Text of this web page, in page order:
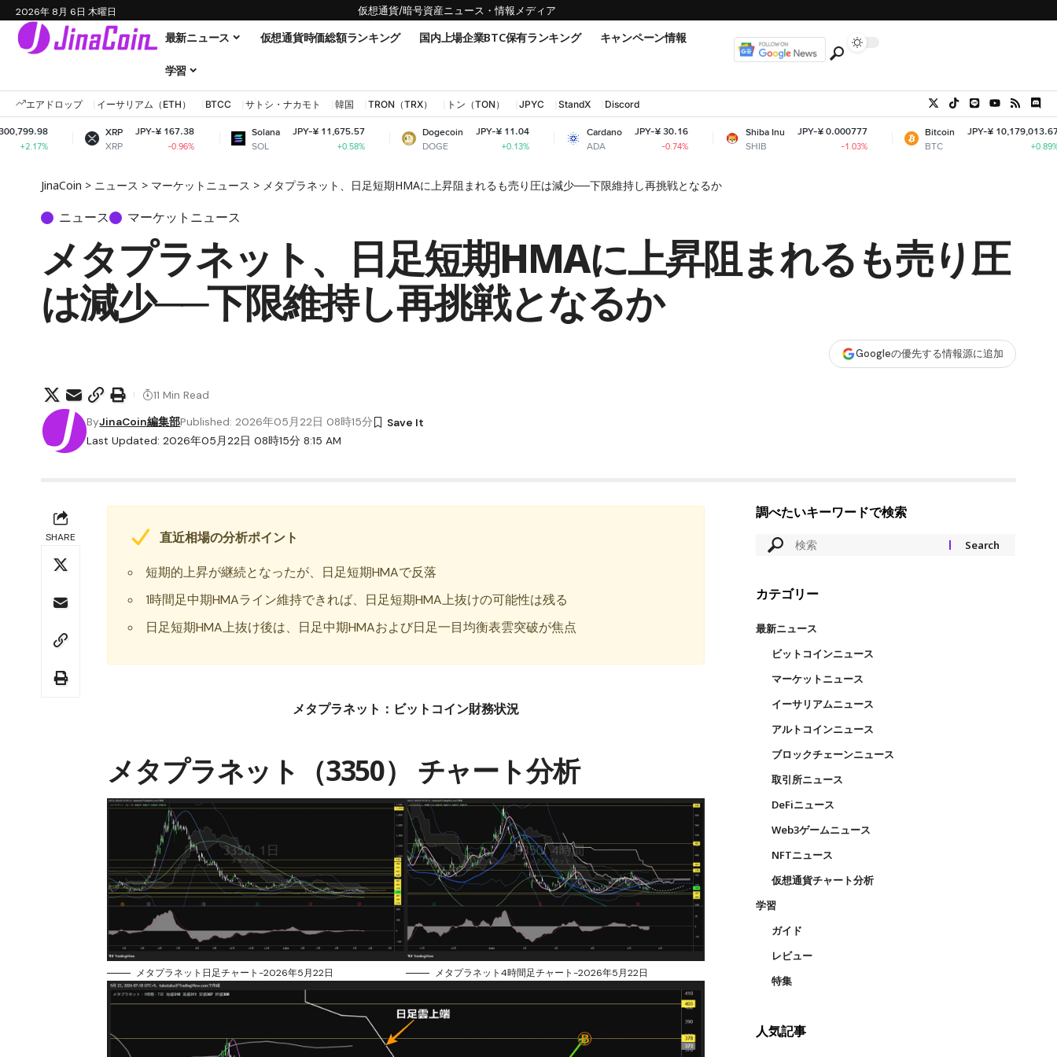
2026年 8月 6日 木曜日 仮想通貨/暗号資産ニュース・情報メディア
最新ニュース 仮想通貨時価総額ランキング 国内上場企業BTC保有ランキング キャンペーン情報
学習
エアドロップ イーサリアム（ETH） BTCC サトシ・ナカモト 韓国 TRON（TRX） トン（TON） JPYC StandX Discord
XRP
XRP
JPY-¥ 167.38
-0.96%
Solana
SOL
JPY-¥ 11,675.57
Dogecoin
DOGE
JPY-¥ 11.04
+0.13%
Cardano
ADA
JPY-¥ 30.16
-0.74%
Shiba Inu
SHIB
JPY-¥ 0.000777
Bitcoin
BTC
JPY-¥ 10,179,013.67
JinaCoin > ニュース > マーケットニュース > メタプラネット、日足短期HMAに上昇阻まれるも売り圧は減少──下限維持し再挑戦となるか
ニュース マーケットニュース
メタプラネット、日足短期HMAに上昇阻まれるも売り圧
は減少──下限維持し再挑戦となるか
Googleの優先する情報源に追加
Last Updated: 2026年05月22日 08時15分 8:15 AM
ByJinaCoin編集部Published: 2026年05月22日 08時15分
11 Min Read
SHARE 直近相場の分析ポイント
短期的上昇が継続となったが、日足短期HMAで反落
1時間足中期HMAライン維持できれば、日足短期HMA上抜けの可能性は残る
日足短期HMA上抜け後は、日足中期HMAおよび日足一目均衡表雲突破が焦点
メタプラネット：ビットコイン財務状況
メタプラネット（3350） チャート分析
メタプラネット日足チャート-2026年5月22日 メタプラネット4時間足チャート-2026年5月22日
調べたいキーワードで検索
カテゴリー
最新ニュース
ビットコインニュース
マーケットニュース
イーサリアムニュース
アルトコインニュース
ブロックチェーンニュース
取引所ニュース
DeFiニュース
Web3ゲームニュース
NFTニュース
仮想通貨チャート分析
学習
ガイド
レビュー
特集
人気記事